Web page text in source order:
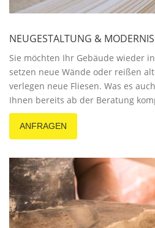
NEUGESTALTUNG &
Sie möchten Ihr Gebäude wieder
setzen neue Wände oder reißen
verlegen neue Fliesen. Was es
Ihnen bereits ab der Beratung
ANFRAGEN